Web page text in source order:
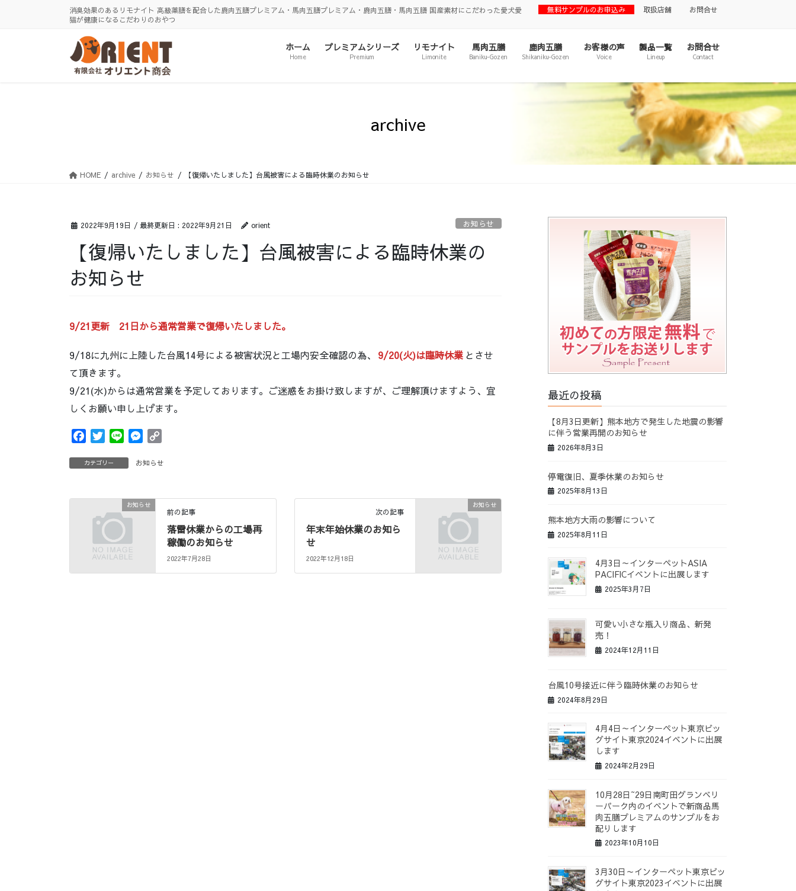
消臭効果のあるリモナイト 高級薬膳を配合した鹿肉五膳プレミアム・馬肉五膳プレミアム・鹿肉五膳・馬肉五膳 国産素材にこだわった愛犬愛
猫が健康になるこだわりのおやつ
無料サンプルのお申込み 取扱店舗 お問合せ
ホーム
Home
プレミアムシリーズ
Premium
リモナイト
Limonite
馬肉五膳
Baniku-Gozen
鹿肉五膳
Shikaniku-Gozen
お客様の声
Voice
製品一覧
Lineup
お問合せ
Contact
archive
HOME archive お知らせ 【復帰いたしました】台風被害による臨時休業のお知らせ
2022年9月19日 / 最終更新日 : 2022年9月21日 orient お知らせ
【復帰いたしました】台風被害による臨時休業の
お知らせ
9/21更新 21日から通常営業で復帰いたしました。
9/18に九州に上陸した台風14号による被害状況と工場内安全確認の為、 9/20(火)は臨時休業 とさせ
て頂きます。
9/21(水)からは通常営業を予定しております。ご迷惑をお掛け致しますが、ご理解頂けますよう、宜
しくお願い申し上げます。
c
i
r
n
M
s
n
p
カテゴリー お知らせ
お知らせ
前の記事
落雷休業からの工場再
稼働のお知らせ
2022年7月28日
お知らせ
次の記事
年末年始休業のお知ら
せ
2022年12月18日
最近の投稿
【8月3日更新】熊本地方で発生した地震の影響
に伴う営業再開のお知らせ
2026年8月3日
停電復旧、夏季休業のお知らせ
2025年8月13日
熊本地方大雨の影響について
2025年8月11日
4月3日～インターペットASIA
PACIFICイベントに出展します
2025年3月7日
可愛い小さな瓶入り商品、新発
売！
2024年12月11日
台風10号接近に伴う臨時休業のお知らせ
2024年8月29日
4月4日～インターペット東京ビッ
グサイト東京2024イベントに出展
します
2024年2月29日
10月28日~29日南町田グランベリ
ーパーク内のイベントで新商品馬
肉五膳プレミアムのサンプルをお
配りします
2023年10月10日
3月30日～インターペット東京ビッ
グサイト東京2023イベントに出展